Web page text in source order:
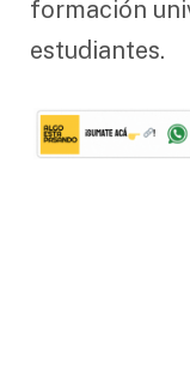
formación
estudiantes.